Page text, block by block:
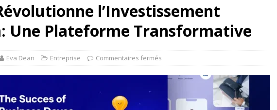
l’Investissement
Une Plateforme Transformative
Eva Dean Entreprise Commentaires fermés